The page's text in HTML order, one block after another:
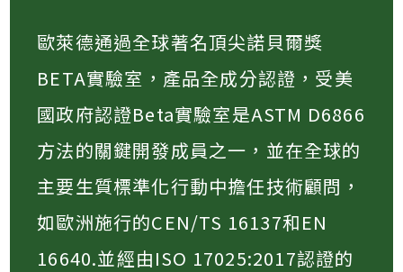
歐萊德通過全球著名頂尖諾貝爾獎
BETA實驗室，產品全成分認證，受美
國政府認證Beta實驗室是ASTM D6866
方法的關鍵開發成員之一，並在全球的
主要生質標準化行動中擔任技術顧問，
如歐洲施行的CEN/TS 16137和EN
16640.並經由ISO 17025:2017認證的